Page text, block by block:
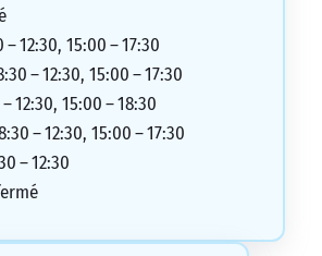
12:30, 15:00 – 17:30
– 12:30, 15:00 – 17:30
12:30, 15:00 – 18:30
– 12:30, 15:00 – 17:30
– 12:30